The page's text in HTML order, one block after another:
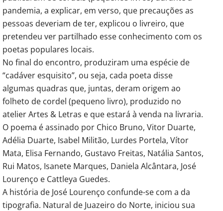
pandemia, a explicar, em verso, que precauções as
pessoas deveriam de ter, explicou o livreiro, que
pretendeu ver partilhado esse conhecimento com os
poetas populares locais.
No final do encontro, produziram uma espécie de
“cadáver esquisito”, ou seja, cada poeta disse
algumas quadras que, juntas, deram origem ao
folheto de cordel (pequeno livro), produzido no
atelier Artes & Letras e que estará à venda na livraria.
O poema é assinado por Chico Bruno, Vitor Duarte,
Adélia Duarte, Isabel Militão, Lurdes Portela, Vítor
Mata, Elisa Fernando, Gustavo Freitas, Natália Santos,
Rui Matos, Isanete Marques, Daniela Alcântara, José
Lourenço e Cattleya Guedes.
A história de José Lourenço confunde-se com a da
tipografia. Natural de Juazeiro do Norte, iniciou sua